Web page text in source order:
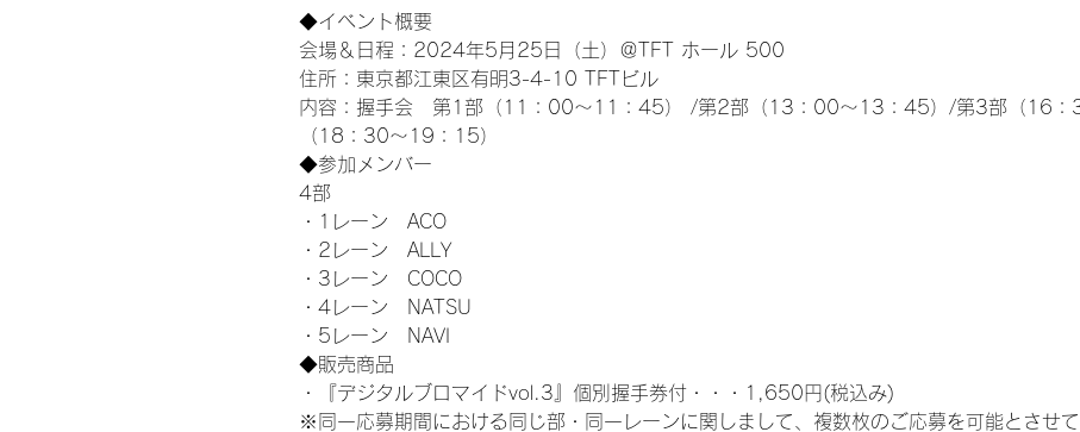
◆イベント概要
会場＆日程：2024年5月25日（土）＠TFT ホール 500
住所：東京都江東区有明3-4-10 TFTビル
内容：握手会　第1部（11：00～11：45） /第2部（13：00～13：45）/第3部（16
（18：30～19：15）
◆参加メンバー
4部
・1レーン　ACO
・2レーン　ALLY
・3レーン　COCO
・4レーン　NATSU
・5レーン　NAVI
◆販売商品
・『デジタルブロマイドvol.3』個別握手券付・・・1,650円(税込み)
※同一応募期間における同じ部・同一レーンに関しまして、複数枚のご応募を可能とさせ